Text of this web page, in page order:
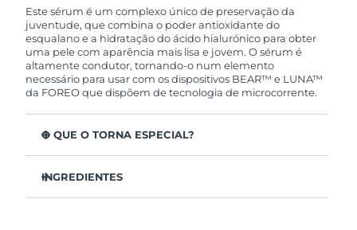
Este sérum é um complexo único de preservação da
juventude, que combina o poder antioxidante do
esqualano e a hidratação do ácido hialurónico para obter
uma pele com aparência mais lisa e jovem. O sérum é
altamente condutor, tornando-o num elemento
necessário para usar com os dispositivos BEAR™ e LUNA™
da FOREO que dispõem de tecnologia de microcorrente.
O QUE O TORNA ESPECIAL?
colagénio.
Clinicamente testado que estimula a hidratação da pele
INGREDIENTES